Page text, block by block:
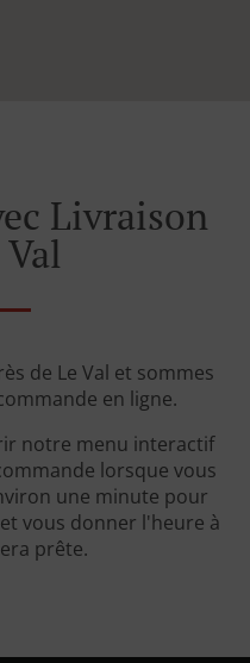
Livraison
de Le Val et sommes
en ligne.
notre menu interactif
lorsque vous
une minute pour
vous donner l'heure à
prête.